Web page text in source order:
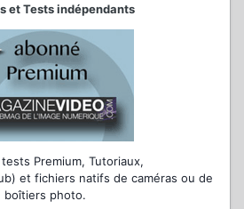
et Tests indépendants
Premium, Tutoriaux,
et fichiers natifs de caméras ou de
boîtiers photo.